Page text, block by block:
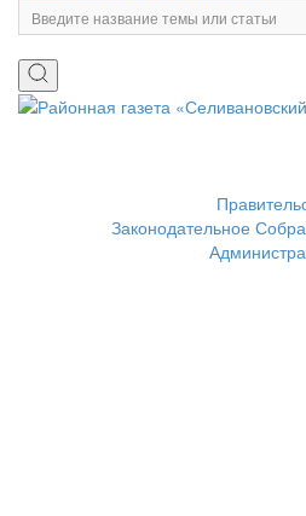
Законодательное